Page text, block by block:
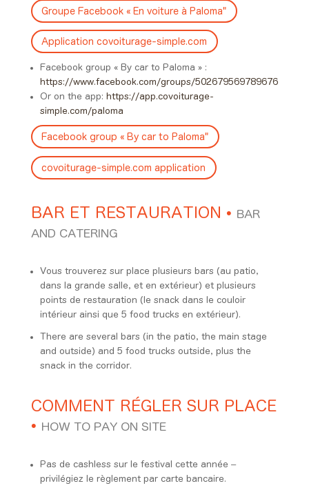
Groupe Facebook « En voiture à Paloma"
Application covoiturage-simple.com
Facebook group « By car to Paloma » :
https://www.facebook.com/groups/502679569789676
Or on the app: https://app.covoiturage-
simple.com/paloma
Facebook group « By car to Paloma"
covoiturage-simple.com application
BAR ET RESTAURATION • BAR
AND CATERING
Vous trouverez sur place plusieurs bars (au patio,
dans la grande salle, et en extérieur) et plusieurs
points de restauration (le snack dans le couloir
intérieur ainsi que 5 food trucks en extérieur).
There are several bars (in the patio, the main stage
and outside) and 5 food trucks outside, plus the
snack in the corridor.
COMMENT RÉGLER SUR PLACE
•
HOW TO PAY ON SITE
Pas de cashless sur le festival cette année –
privilégiez le règlement par carte bancaire.